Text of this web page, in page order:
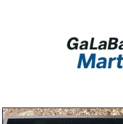
Menü